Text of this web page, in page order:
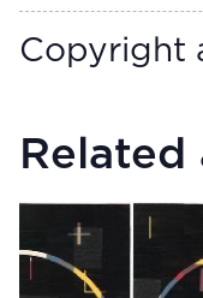
Copyright